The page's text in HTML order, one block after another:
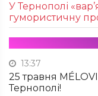
У Тернополі
гумористичну
13:37
25 травня
Тернополі!